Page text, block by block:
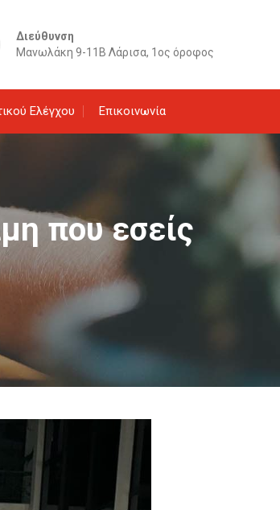
Διεύθυνση
Μανωλάκη 9-11Β Λάρισα, 1ος όροφος
Ελέγχου Επικοινωνία
που εσείς